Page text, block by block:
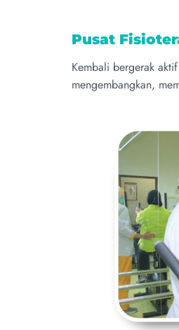
Pusat
Kembali bergerak
mengembangkan,